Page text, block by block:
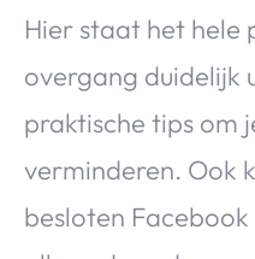
Hier staat het hele
overgang duidelijk
praktische tips om
verminderen. Ook
besloten